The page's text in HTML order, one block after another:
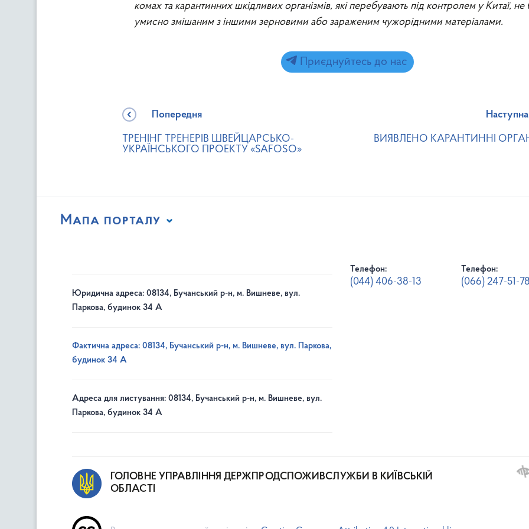
комах та карантинних шкідливих організмів, які перебувають під контролем у Китаї, не
умисно змішаним з іншими зерновими або зараженим чужорідними матеріалами.
Приєднуйтесь до нас
Попередня
ТРЕНІНГ ТРЕНЕРІВ ШВЕЙЦАРСЬКО-
УКРАЇНСЬКОГО ПРОЕКТУ «SAFOSO»
Наступна
ВИЯВЛЕНО КАРАНТИННІ
Мапа порталу
Юридична адреса: 08134, Бучанський р-н, м. Вишневе, вул.
Паркова, будинок 34 А
Фактична адреса: 08134, Бучанський р-н, м. Вишневе, вул. Паркова,
будинок 34 А
Адреса для листування: 08134, Бучанський р-н, м. Вишневе, вул.
Паркова, будинок 34 А
Телефон:
(044) 406-38-13
Телефон:
(066) 247-51-78
ГОЛОВНЕ УПРАВЛІННЯ ДЕРЖПРОДСПОЖИВСЛУЖБИ В КИЇВСЬКІЙ
ОБЛАСТІ